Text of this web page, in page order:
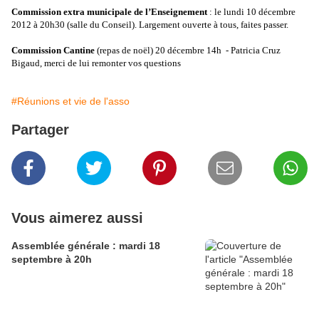
Commission extra municipale de l’Enseignement: le lundi 10 décembre
2012 à 20h30 (salle du Conseil). Largement ouverte à tous, faites passer.
Commission Cantine (repas de noël) 20 décembre 14h - Patricia Cruz
Bigaud, merci de lui remonter vos questions
#Réunions et vie de l'asso
Partager
Vous aimerez aussi
Assemblée générale : mardi 18
septembre à 20h